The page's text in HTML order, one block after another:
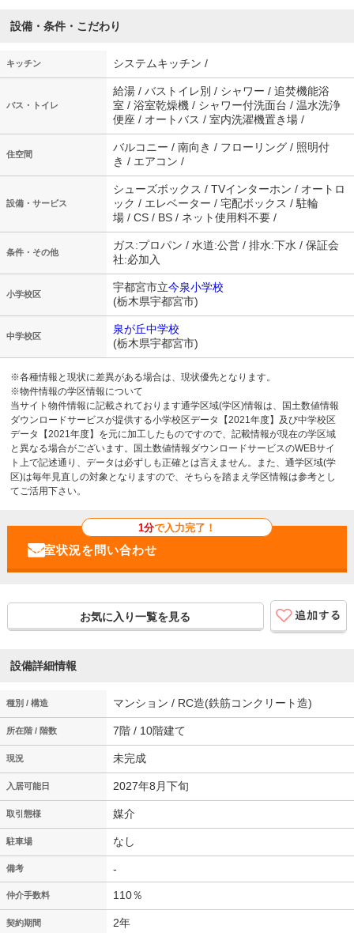
設備・条件・こだわり
キッチン システムキッチン /
バス・トイレ
給湯 / バストイレ別 / シャワー / 追焚機能浴
室 / 浴室乾燥機 / シャワー付洗面台 / 温水洗浄
便座 / オートバス / 室内洗濯機置き場 /
住空間
バルコニー / 南向き / フローリング / 照明付
き / エアコン /
設備・サービス
シューズボックス / TVインターホン / オートロ
ック / エレベーター / 宅配ボックス / 駐輪
場 / CS / BS / ネット使用料不要 /
条件・その他
ガス:プロパン / 水道:公営 / 排水:下水 / 保証会
社:必加入
小学校区
宇都宮市立今泉小学校
(栃木県宇都宮市)
中学校区
泉が丘中学校
(栃木県宇都宮市)
※各種情報と現状に差異がある場合は、現状優先となります。
※物件情報の学区情報について
当サイト物件情報に記載されております通学区域(学区)情報は、国土数値情報
ダウンロードサービスが提供する小学校区データ【2021年度】及び中学校区
データ【2021年度】を元に加工したものですので、記載情報が現在の学区域
と異なる場合がございます。国土数値情報ダウンロードサービスのWEBサイ
ト上で記述通り、データは必ずしも正確とは言えません。また、通学区域(学
区)は毎年見直しの対象となりますので、そちらを踏まえ学区情報は参考とし
てご活用下さい。
1分で入力完了！
お気に入り一覧を見る
設備詳細情報
種別 / 構造 マンション / RC造(鉄筋コンクリート造)
所在階 / 階数 7階 / 10階建て
現況 未完成
入居可能日 2027年8月下旬
取引態様 媒介
駐車場 なし
備考 -
仲介手数料 110％
契約期間 2年